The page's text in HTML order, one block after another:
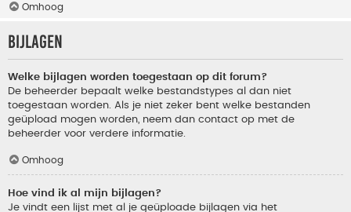
Omhoog
Bijlagen
Welke bijlagen worden toegestaan op dit forum?
De beheerder bepaalt welke bestandstypes al dan niet
toegestaan worden. Als je niet zeker bent welke bestanden
geüpload mogen worden, neem dan contact op met de
beheerder voor verdere informatie.
Omhoog
Hoe vind ik al mijn bijlagen?
Je vindt een lijst met al je geüploade bijlagen via het